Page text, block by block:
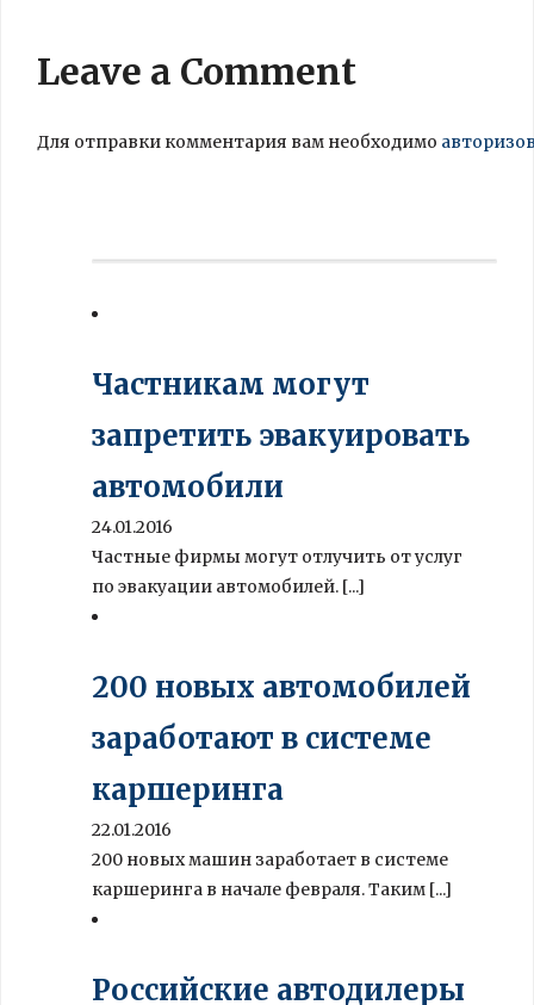
Leave a Comment
Для отправки комментария вам необходимо
Частникам могут
запретить эвакуировать
автомобили
24.01.2016
Частные фирмы могут отлучить от услуг
по эвакуации автомобилей. [...]
200 новых автомобилей
заработают в системе
каршеринга
22.01.2016
200 новых машин заработает в системе
каршеринга в начале февраля. Таким [...]
Российские автодилеры